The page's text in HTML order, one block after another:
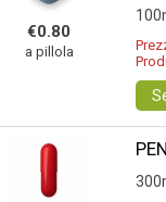
€0.80
a pillola